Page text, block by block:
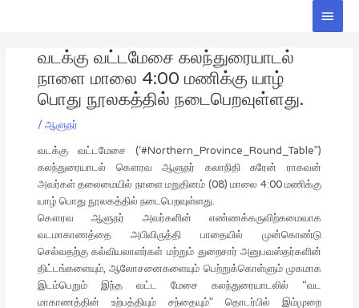
Main
வடக்கு வட்டமேசை கலந்துரையாடல்
நாளை மாலை 4:00 மணிக்கு யாழ்
பொது நூலகத்தில் நடைபெறவுள்ளது.
/ ஆளுநர்
வடக்கு வட்டமேசை (‘#Northern_Province_Round_Table”)
கலந்துரையாடல் கௌரவ ஆளுநர் கலாநிதி சுரேன் ராகவன்
அவர்கள் தலைமையில் நாளை மறுதினம் (08) மாலை 4:00 மணிக்கு
யாழ் பொது நூலகத்தில் நடைபெறவுள்ளது.
கௌரவ ஆளுநர் அவர்களின் எண்ணக்கருவிற்கமைவாக
வடமாகாணத்தை அபிவிருத்தி பாதையில் முன்கொண்டு
செல்வதற்கு கல்வியலாளர்கள் மற்றும் துறைசார் அனுபவஸ்தர்களின்
திட்டங்களையும், ஆலோசனைகளையும் பெற்றுக்கொள்ளும் முகமாக
இடம்பெறும் இந்த வட்ட மேசை கலந்துரையாடலில் “வட
மாகாணத்தின் உற்பத்தியும் சந்தையும்” தொடர்பில் இம்முறை
navigation